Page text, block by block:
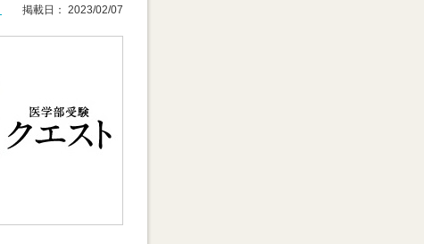
掲載日： 2023/02/07